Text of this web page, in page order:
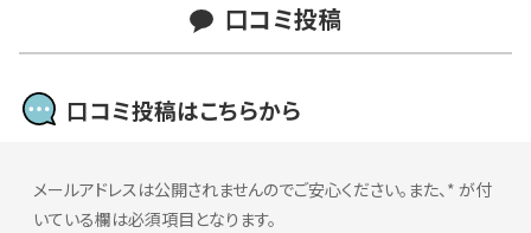
口コミ投稿
口コミ投稿はこちらから
メールアドレスは公開されませんのでご安心ください。また、* が付
いている欄は必須項目となります。